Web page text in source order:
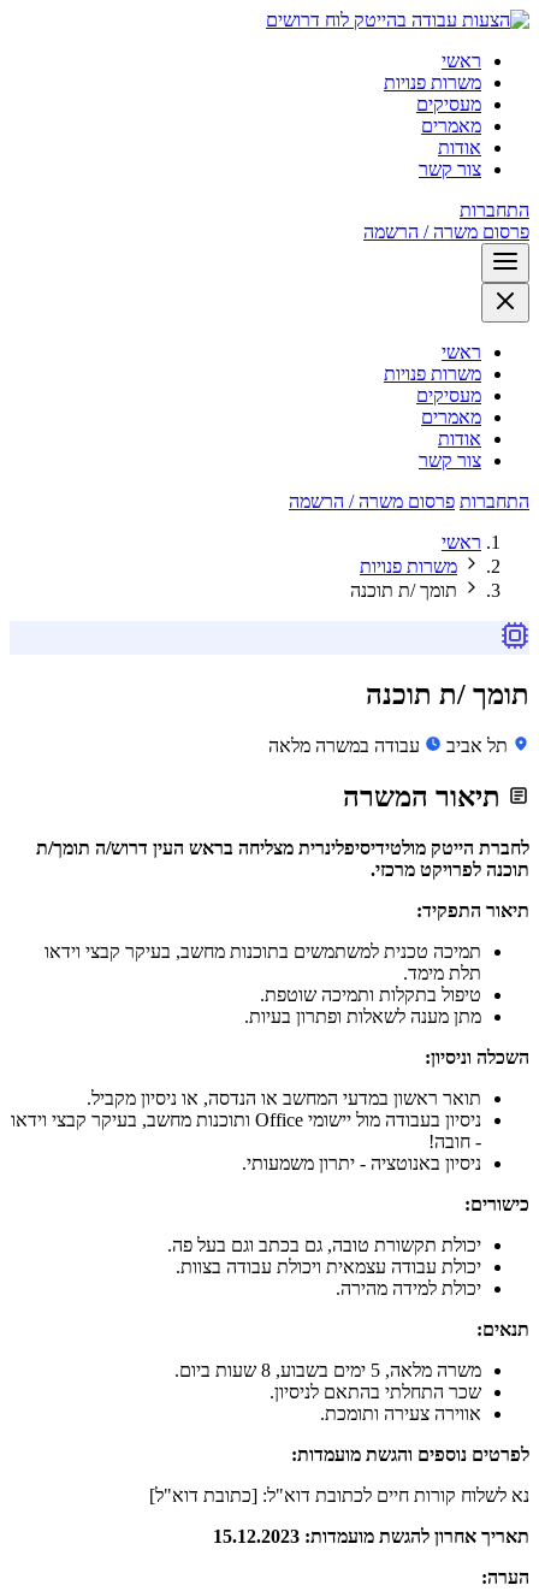
לוח דרושים
ראשי
משרות פנויות
מעסיקים
מאמרים
אודות
צור קשר
התחברות
פרסום משרה / הרשמה
ראשי
משרות פנויות
מעסיקים
מאמרים
אודות
צור קשר
התחברות פרסום משרה / הרשמה
ראשי
משרות פנויות
תומך /ת תוכנה
תומך /ת תוכנה
תל אביב עבודה במשרה מלאה
תיאור המשרה
לחברת הייטק מולטידיסיפלינרית מצליחה בראש העין דרוש/ה תומך/ת
תוכנה לפרויקט מרכזי.
תיאור התפקיד:
תמיכה טכנית למשתמשים בתוכנות מחשב, בעיקר קבצי וידאו
תלת מימד.
טיפול בתקלות ותמיכה שוטפת.
מתן מענה לשאלות ופתרון בעיות.
השכלה וניסיון:
תואר ראשון במדעי המחשב או הנדסה, או ניסיון מקביל.
ניסיון בעבודה מול יישומי Office ותוכנות מחשב, בעיקר קבצי וידאו
- חובה!
ניסיון באנוטציה - יתרון משמעותי.
כישורים:
יכולת תקשורת טובה, גם בכתב וגם בעל פה.
יכולת עבודה עצמאית ויכולת עבודה בצוות.
יכולת למידה מהירה.
תנאים:
משרה מלאה, 5 ימים בשבוע, 8 שעות ביום.
שכר התחלתי בהתאם לניסיון.
אווירה צעירה ותומכת.
לפרטים נוספים והגשת מועמדות:
נא לשלוח קורות חיים לכתובת דוא"ל: [כתובת דוא"ל]
תאריך אחרון להגשת מועמדות: 15.12.2023
הערה: